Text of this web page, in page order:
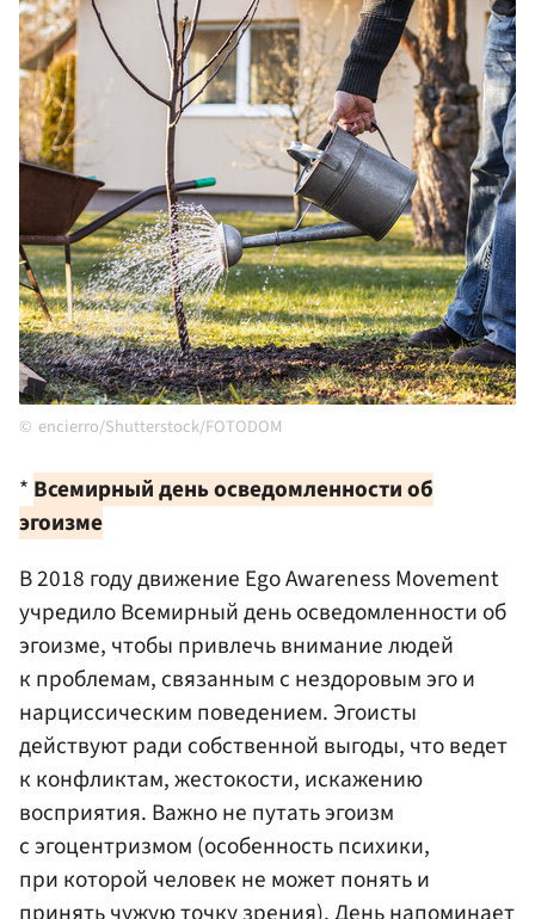
encierro/Shutterstock/FOTODOM
* Всемирный день осведомленности об
эгоизме
В 2018 году движение Ego Awareness Movement
учредило Всемирный день осведомленности об
эгоизме, чтобы привлечь внимание людей
к проблемам, связанным с нездоровым эго и
нарциссическим поведением. Эгоисты
действуют ради собственной выгоды, что ведет
к конфликтам, жестокости, искажению
восприятия. Важно не путать эгоизм
с эгоцентризмом (особенность психики,
при которой человек не может понять и